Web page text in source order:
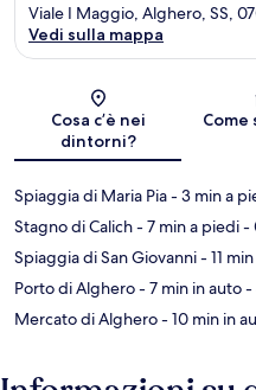
Viale I Maggio, Alghero, SS,
Vedi sulla mappa
Cosa c’è nei
dintorni?
Come
Spiaggia di Maria Pia- 3 min a
Stagno di Calich- 7 min a piedi-
Spiaggia di San Giovanni- 11
Porto di Alghero- 7 min in auto-
Mercato di Alghero- 10 min in